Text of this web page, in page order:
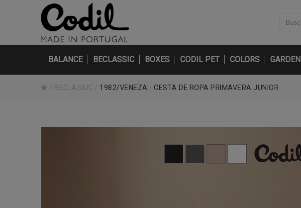
BALANCE BECLASSIC BOXES CODIL PET COLORS GARDEN
/ BECLASSIC / 1982/VENEZA - CESTA DE ROPA PRIMAVERA JUNIOR